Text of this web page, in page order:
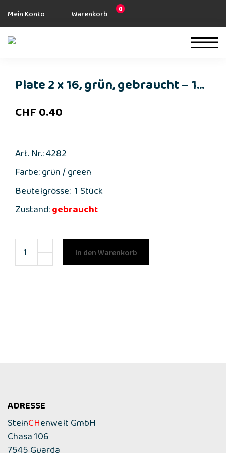
Mein Konto Warenkorb 0
Plate 2 x 16, grün, gebraucht – 1...
CHF0.40
Art. Nr.: 4282
Farbe: grün / green
Beutelgrösse: 1 Stück
Zustand:gebraucht
In den Warenkorb
ADRESSE
SteinCHenwelt GmbH
Chasa 106